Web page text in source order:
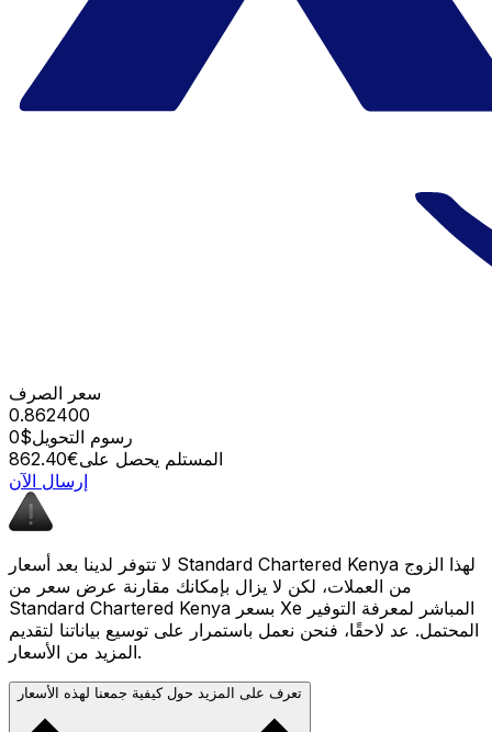
سعر الصرف
0.862400
رسوم التحويل$0
المستلم يحصل على€862.40
إرسال الآن
لا تتوفر لدينا بعد أسعار Standard Chartered Kenya لهذا الزوج
من العملات، لكن لا يزال بإمكانك مقارنة عرض سعر من
Standard Chartered Kenya بسعر Xe المباشر لمعرفة التوفير
المحتمل. عد لاحقًا، فنحن نعمل باستمرار على توسيع بياناتنا لتقديم
المزيد من الأسعار.
تعرف على المزيد حول كيفية جمعنا لهذه الأسعار